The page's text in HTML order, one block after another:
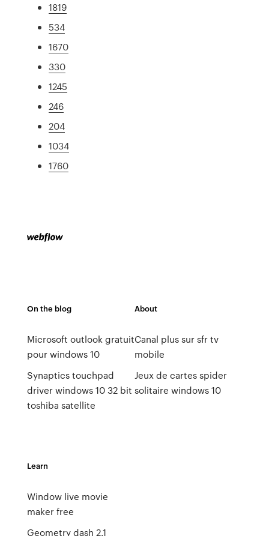
1819
534
1670
330
1245
246
204
1034
1760
On the blog
Microsoft outlook gratuit
pour windows 10
Synaptics touchpad
driver windows 10 32 bit
toshiba satellite
About
Canal plus sur sfr tv
mobile
Jeux de cartes spider
solitaire windows 10
Learn
Window live movie
maker free
Geometry dash 2.1